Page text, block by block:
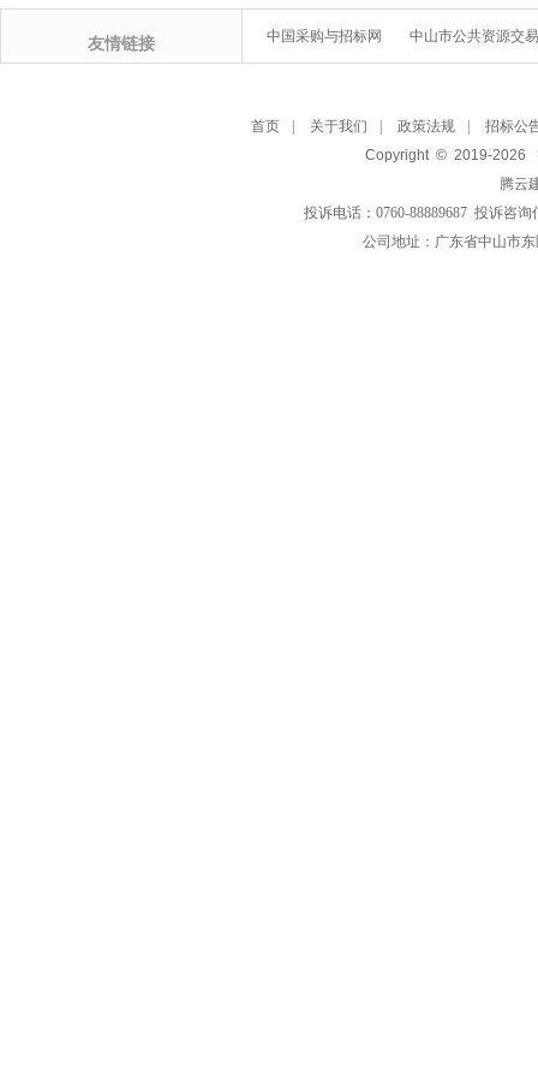
友情链接 中国采购与招标网 中山市公共资源交
首页 关于我们 政策法规
招标公
Copyright © 2019-2026
腾云
投诉电话：0760-88889687 投诉咨
公司地址：广东省中山市